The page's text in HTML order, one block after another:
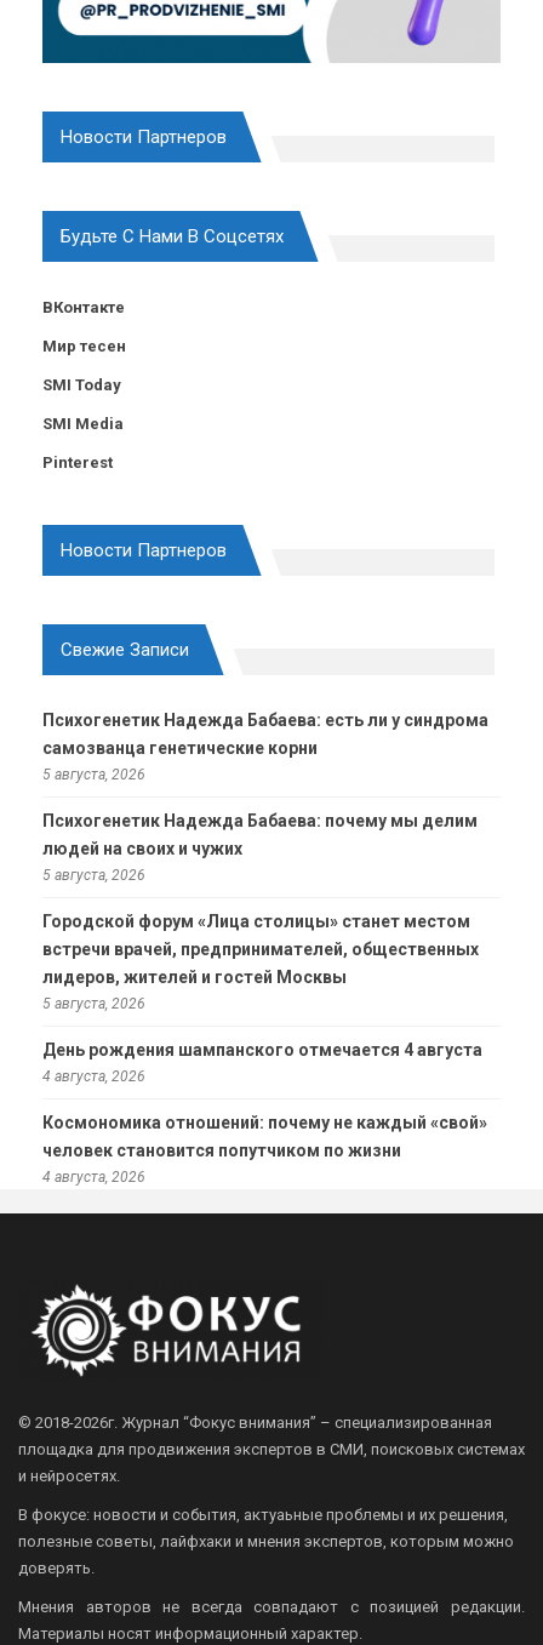
Новости Партнеров
Будьте С Нами В Соцсетях
ВКонтакте
Мир тесен
SMI Today
SMI Media
Pinterest
Новости Партнеров
Свежие Записи
Психогенетик Надежда Бабаева: есть ли у синдрома
самозванца генетические корни
5 августа, 2026
Психогенетик Надежда Бабаева: почему мы делим
людей на своих и чужих
5 августа, 2026
Городской форум «Лица столицы» станет местом
встречи врачей, предпринимателей, общественных
лидеров, жителей и гостей Москвы
5 августа, 2026
День рождения шампанского отмечается 4 августа
4 августа, 2026
Космономика отношений: почему не каждый «свой»
человек становится попутчиком по жизни
4 августа, 2026
© 2018-2026г. Журнал “Фокус внимания” – специализированная
площадка для продвижения экспертов в СМИ, поисковых системах
и нейросетях.
В фокусе: новости и события, актуаьные проблемы и их решения,
полезные советы, лайфхаки и мнения экспертов, которым можно
доверять.
Мнения авторов не всегда совпадают с позицией редакции.
Материалы носят информационный характер.